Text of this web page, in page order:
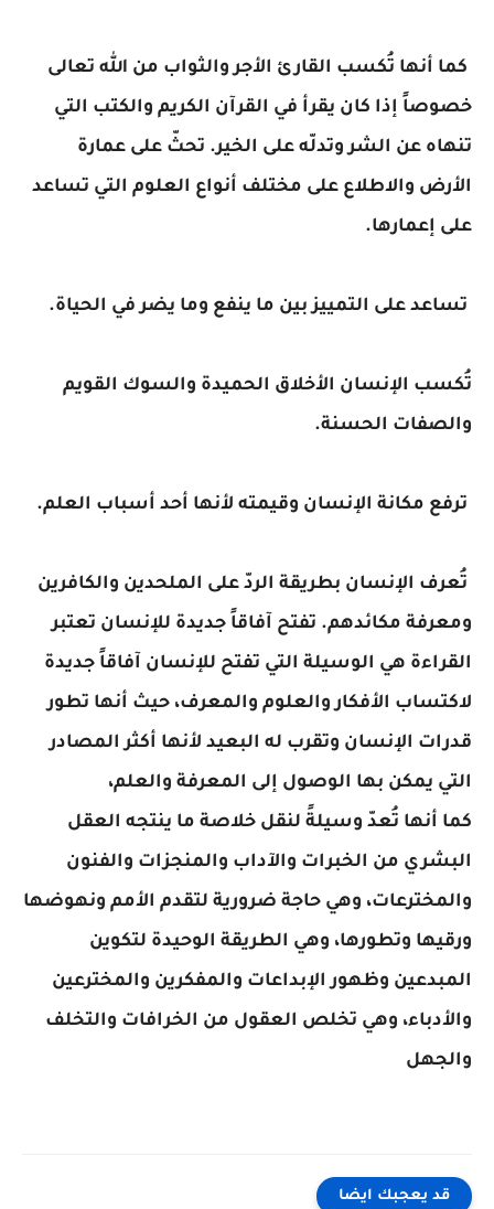
كما أنها تُكسب القارئ الأجر والثواب من الله تعالى
خصوصاً إذا كان يقرأ في القرآن الكريم والكتب التي
تنهاه عن الشر وتدلّه على الخير. تحثّ على عمارة
الأرض والاطلاع على مختلف أنواع العلوم التي تساعد
على إعمارها.
تساعد على التمييز بين ما ينفع وما يضر في الحياة.
تُكسب الإنسان الأخلاق الحميدة والسوك القويم
والصفات الحسنة.
ترفع مكانة الإنسان وقيمته لأنها أحد أسباب العلم.
تُعرف الإنسان بطريقة الردّ على الملحدين والكافرين
ومعرفة مكائدهم. تفتح آفاقاً جديدة للإنسان تعتبر
القراءة هي الوسيلة التي تفتح للإنسان آفاقاً جديدة
لاكتساب الأفكار والعلوم والمعرف، حيث أنها تطور
قدرات الإنسان وتقرب له البعيد لأنها أكثر المصادر
التي يمكن بها الوصول إلى المعرفة والعلم،
كما أنها تُعدّ وسيلةً لنقل خلاصة ما ينتجه العقل
البشري من الخبرات والآداب والمنجزات والفنون
والمخترعات، وهي حاجة ضرورية لتقدم الأمم ونهوضها
ورقيها وتطورها، وهي الطريقة الوحيدة لتكوين
المبدعين وظهور الإبداعات والمفكرين والمخترعين
والأدباء، وهي تخلص العقول من الخرافات والتخلف
والجهل
قد يعجبك ايضا